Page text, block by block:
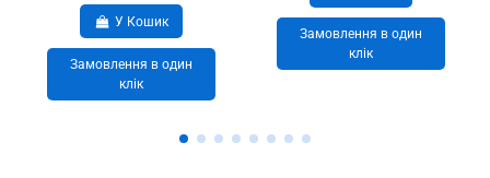
У Кошик
Замовлення в один
клік
Замовлення в один
клік